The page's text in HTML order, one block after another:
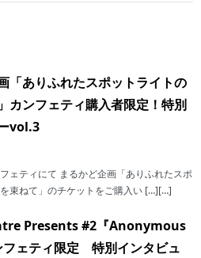
「ありふれたスポットライトの
カンフェティ購入者限定！特別
vol.3
ェティにて まるかど企画「ありふれたスポ
束ねて」のチケットをご購入い […][…]
Presents #2『Anonymous
フェティ限定 特別インタビュ